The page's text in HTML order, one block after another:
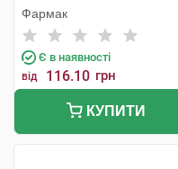
Фармак
Є в наявності
від 116.10 грн
КУПИТИ